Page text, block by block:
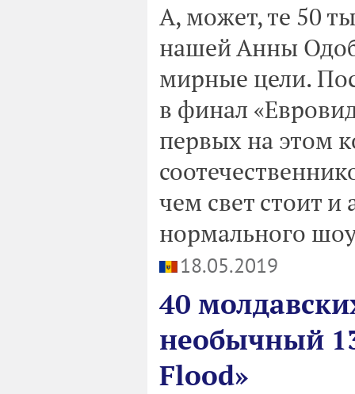
А, может, те 50
нашей Анны
мирные цели.
в финал
первых на этом
чем свет стоит и
нормального
18.05.2019
40
необычный
Flood»